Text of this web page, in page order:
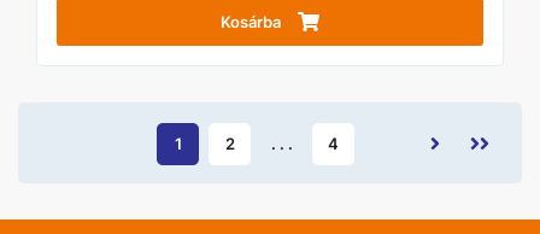
Kosárba
1 2 . . . 4